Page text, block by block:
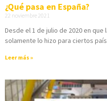
¿Qué pasa en España?
22 noviembre 2021
Desde el 1 de julio de 2020 en
solamente lo hizo para ciertos
Leer más »